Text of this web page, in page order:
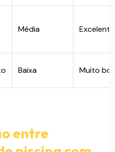
Média Excelente
Baixa Muito